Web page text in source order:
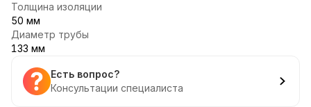
Толщина изоляции
50 мм
Диаметр трубы
133 мм
Есть вопрос?
Консультации специалиста